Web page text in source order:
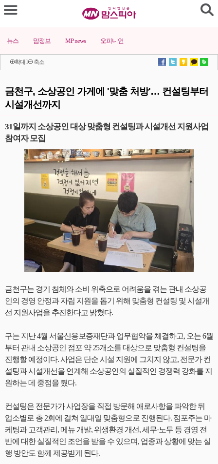
뉴스 맘정보 MP news 오피니언
확대 l 축소
금천구, 소상공인 가게에 '맞춤 처방'… 컨설팅부터
시설개선까지
31일까지 소상공인 대상 맞춤형 컨설팅과 시설개선 지원사업
참여자 모집
금천구는 경기 침체와 소비 위축으로 어려움을 겪는 관내 소상공
인의 경영 안정과 자립 지원을 돕기 위해 맞춤형 컨설팅 및 시설개
선 지원사업을 추진한다고 밝혔다.
구는 지난 4월 서울신용보증재단과 업무협약을 체결하고, 오는 6월
부터 관내 소상공인 점포 약 25개소를 대상으로 맞춤형 컨설팅을
진행할 예정이다. 사업은 단순 시설 지원에 그치지 않고, 전문가 컨
설팅과 시설개선을 연계해 소상공인의 실질적인 경쟁력 강화를 지
원하는 데 중점을 뒀다.
컨설팅은 전문가가 사업장을 직접 방문해 애로사항을 파악한 뒤
업소별로 총 2회에 걸쳐 일대일 맞춤형으로 진행된다. 점포주는 마
케팅과 고객관리, 메뉴 개발, 위생환경 개선, 세무·노무 등 경영 전
반에 대한 실질적인 조언을 받을 수 있으며, 업종과 상황에 맞는 실
행 방안도 함께 제공받게 된다.